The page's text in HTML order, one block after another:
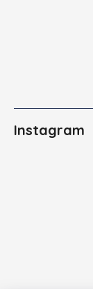
Instagram